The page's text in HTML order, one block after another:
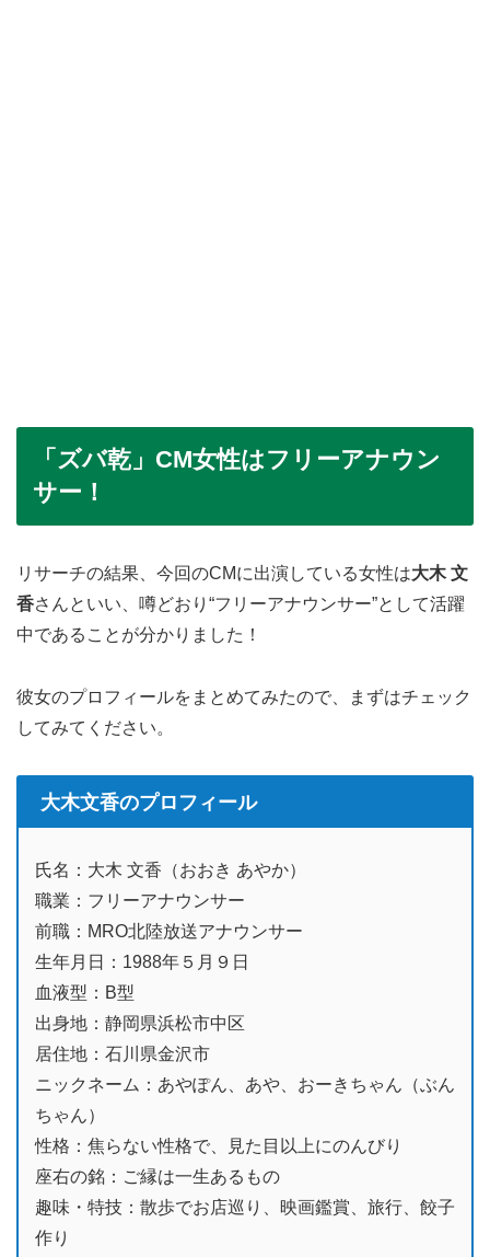
「ズバ乾」CM女性はフリーアナウン
サー！
リサーチの結果、今回のCMに出演している女性は大木 文
香さんといい、噂どおり“フリーアナウンサー”として活躍
中であることが分かりました！
彼女のプロフィールをまとめてみたので、まずはチェック
してみてください。
大木文香のプロフィール
氏名：大木 文香（おおき あやか）
職業：フリーアナウンサー
前職：MRO北陸放送アナウンサー
生年月日：1988年５月９日
血液型：B型
出身地：静岡県浜松市中区
居住地：石川県金沢市
ニックネーム：あやぽん、あや、おーきちゃん（ぶん
ちゃん）
性格：焦らない性格で、見た目以上にのんびり
座右の銘：ご縁は一生あるもの
趣味・特技：散歩でお店巡り、映画鑑賞、旅行、餃子
作り